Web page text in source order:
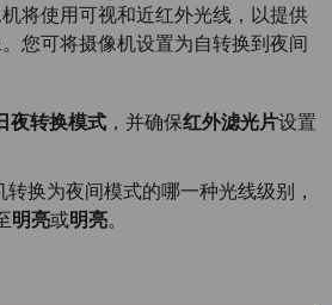
将使用可视和近红外光线，以提供
您可将摄像机设置为自转换到夜间
夜转换模式 ，并确保红外滤光片设置
换为夜间模式的哪一种光线级别，
明亮或明亮。